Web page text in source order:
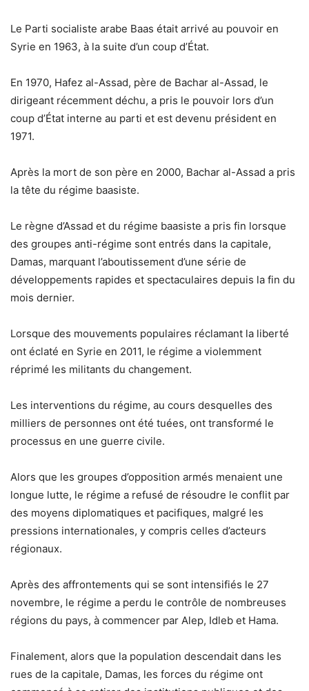
Le Parti socialiste arabe Baas était arrivé au pouvoir en
Syrie en 1963, à la suite d’un coup d’État.
En 1970, Hafez al-Assad, père de Bachar al-Assad, le
dirigeant récemment déchu, a pris le pouvoir lors d’un
coup d’État interne au parti et est devenu président en
1971.
Après la mort de son père en 2000, Bachar al-Assad a pris
la tête du régime baasiste.
Le règne d’Assad et du régime baasiste a pris fin lorsque
des groupes anti-régime sont entrés dans la capitale,
Damas, marquant l’aboutissement d’une série de
développements rapides et spectaculaires depuis la fin du
mois dernier.
Lorsque des mouvements populaires réclamant la liberté
ont éclaté en Syrie en 2011, le régime a violemment
réprimé les militants du changement.
Les interventions du régime, au cours desquelles des
milliers de personnes ont été tuées, ont transformé le
processus en une guerre civile.
Alors que les groupes d’opposition armés menaient une
longue lutte, le régime a refusé de résoudre le conflit par
des moyens diplomatiques et pacifiques, malgré les
pressions internationales, y compris celles d’acteurs
régionaux.
Après des affrontements qui se sont intensifiés le 27
novembre, le régime a perdu le contrôle de nombreuses
régions du pays, à commencer par Alep, Idleb et Hama.
Finalement, alors que la population descendait dans les
rues de la capitale, Damas, les forces du régime ont